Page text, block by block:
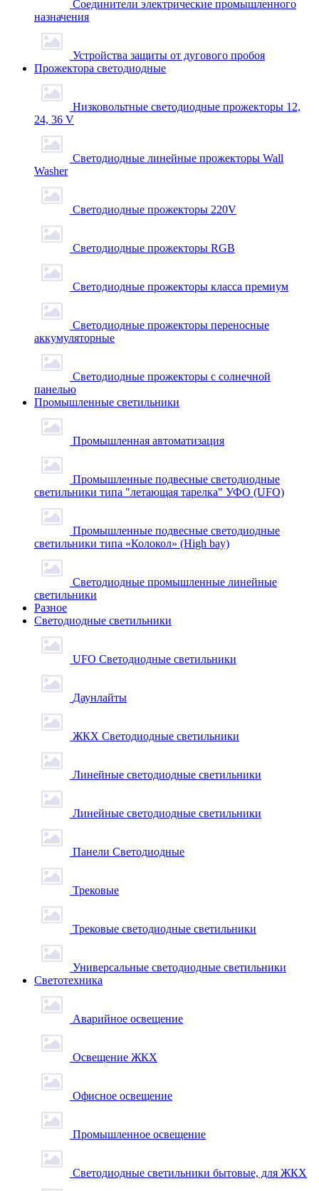
Соединители электрические промышленного
назначения
Устройства защиты от дугового пробоя
Прожектора светодиодные
Низковольтные светодиодные прожекторы 12,
24, 36 V
Светодиодные линейные прожекторы Wall
Washer
Светодиодные прожекторы 220V
Светодиодные прожекторы RGB
Светодиодные прожекторы класса премиум
Светодиодные прожекторы переносные
аккумуляторные
Светодиодные прожекторы с солнечной
панелью
Промышленные светильники
Промышленная автоматизация
Промышленные подвесные cветодиодные
светильники типа "летающая тарелка" УФО (UFO)
Промышленные подвесные cветодиодные
светильники типа «Колокол» (High bay)
Светодиодные промышленные линейные
светильники
Разное
Светодиодные светильники
UFO Светодиодные светильники
Даунлайты
ЖКХ Светодиодные светильники
Линейные светодиодные светильники
Линейные светодиодные светильники
Панели Светодиодные
Трековые
Трековые светодиодные светильники
Универсальные светодиодные светильники
Светотехника
Аварийное освещение
Освещение ЖКХ
Офисное освещение
Промышленное освещение
Светодиодные светильники бытовые, для ЖКХ